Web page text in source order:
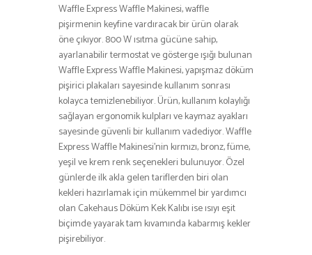
Waffle Express Waffle Makinesi, waffle
pişirmenin keyfine vardıracak bir ürün olarak
öne çıkıyor. 800 W ısıtma gücüne sahip,
ayarlanabilir termostat ve gösterge ışığı bulunan
Waffle Express Waffle Makinesi, yapışmaz döküm
pişirici plakaları sayesinde kullanım sonrası
kolayca temizlenebiliyor. Ürün, kullanım kolaylığı
sağlayan ergonomik kulpları ve kaymaz ayakları
sayesinde güvenli bir kullanım vadediyor. Waffle
Express Waffle Makinesi’nin kırmızı, bronz, füme,
yeşil ve krem renk seçenekleri bulunuyor. Özel
günlerde ilk akla gelen tariflerden biri olan
kekleri hazırlamak için mükemmel bir yardımcı
olan Cakehaus Döküm Kek Kalıbı ise ısıyı eşit
biçimde yayarak tam kıvamında kabarmış kekler
pişirebiliyor.